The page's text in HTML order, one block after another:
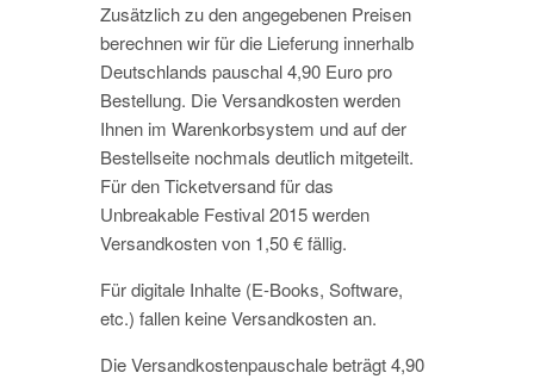
Zusätzlich zu den angegebenen Preisen
berechnen wir für die Lieferung innerhalb
Deutschlands pauschal 4,90 Euro pro
Bestellung. Die Versandkosten werden
Ihnen im Warenkorbsystem und auf der
Bestellseite nochmals deutlich mitgeteilt.
Für den Ticketversand für das
Unbreakable Festival 2015 werden
Versandkosten von 1,50 € fällig.
Für digitale Inhalte (E-Books, Software,
etc.) fallen keine Versandkosten an.
Die Versandkostenpauschale beträgt 4,90